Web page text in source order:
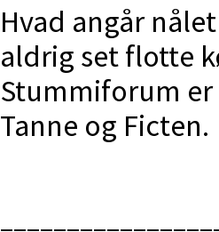
Hvad angår
aldrig set flotte
Stummiforum er
Tanne og Ficten.